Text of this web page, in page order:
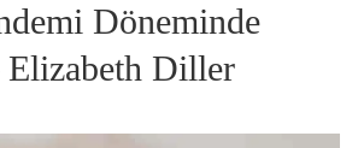
Döneminde
Diller